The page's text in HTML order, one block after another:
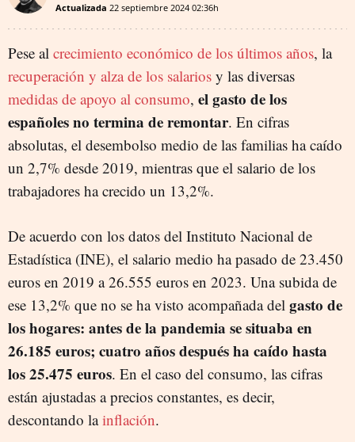
Actualizada 22 septiembre 2024 02:36h
Pese al crecimiento económico de los últimos años, la
recuperación y alza de los salarios y las diversas
medidas de apoyo al consumo, el gasto de los
españoles no termina de remontar. En cifras
absolutas, el desembolso medio de las familias ha caído
un 2,7% desde 2019, mientras que el salario de los
trabajadores ha crecido un 13,2%.
De acuerdo con los datos del Instituto Nacional de
Estadística (INE), el salario medio ha pasado de 23.450
euros en 2019 a 26.555 euros en 2023. Una subida de
ese 13,2% que no se ha visto acompañada del gasto de
los hogares: antes de la pandemia se situaba en
26.185 euros; cuatro años después ha caído hasta
los 25.475 euros. En el caso del consumo, las cifras
están ajustadas a precios constantes, es decir,
descontando lainflación.